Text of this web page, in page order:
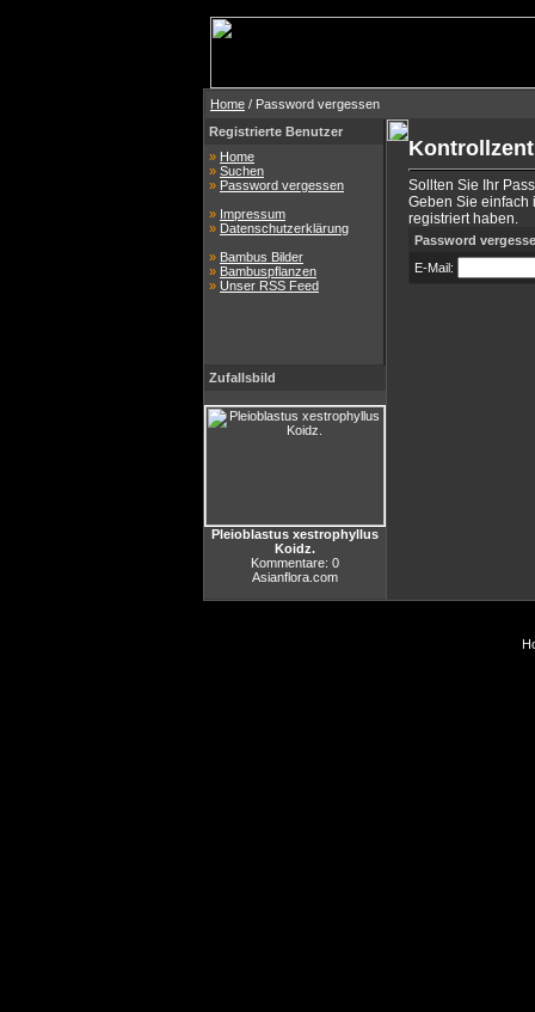
Home / Password vergessen
Registrierte Benutzer
» Home
» Suchen
» Password vergessen
» Impressum
» Datenschutzerklärung
» Bambus Bilder
» Bambuspflanzen
» Unser RSS Feed
Zufallsbild
Pleioblastus xestrophyllus
Koidz.
Kommentare: 0
Asianflora.com
Sollten Sie Ihr
Geben Sie einfach
registriert haben.
Password
E-Mail: